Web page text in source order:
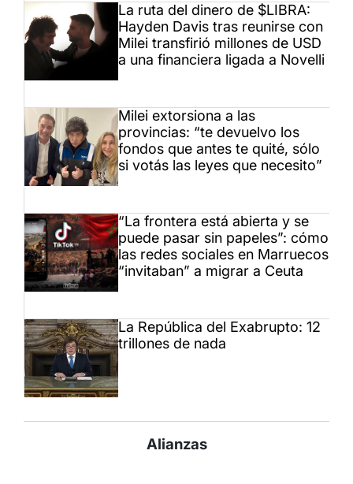
La ruta del dinero de $LIBRA:
Hayden Davis tras reunirse con
Milei transfirió millones de USD
a una financiera ligada a Novelli
Milei extorsiona a las
provincias: “te devuelvo los
fondos que antes te quité, sólo
si votás las leyes que necesito”
“La frontera está abierta y se
puede pasar sin papeles”: cómo
las redes sociales en Marruecos
“invitaban” a migrar a Ceuta
La República del Exabrupto: 12
trillones de nada
Alianzas